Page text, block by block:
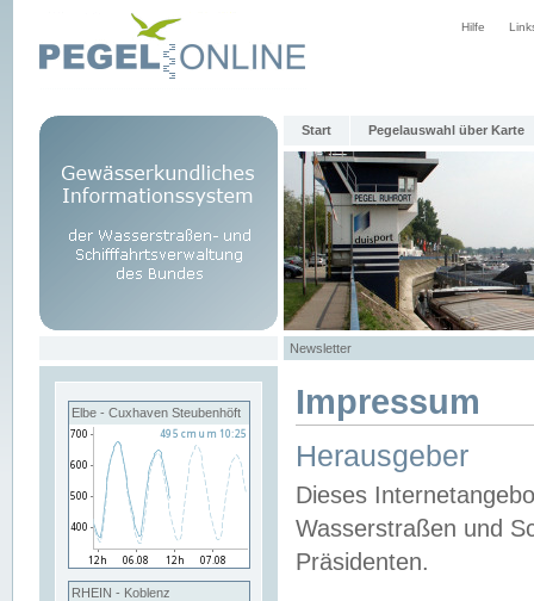
Hilfe
Start Pegelauswahl über Karte
Newsletter
Elbe - Cuxhaven Steubenhöft
RHEIN - Koblenz
Impressum
Herausgeber
Dieses
Wasserstraßen und
Präsidenten.